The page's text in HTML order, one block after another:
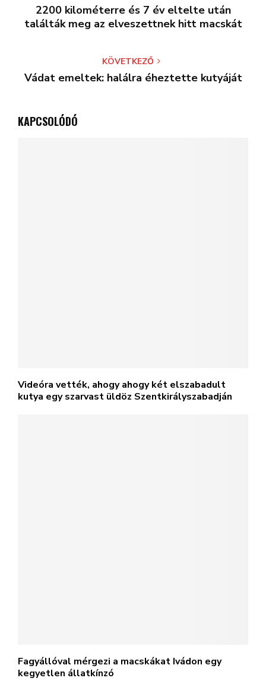
2200 kilométerre és 7 év eltelte után
találták meg az elveszettnek hitt macskát
KÖVETKEZŐ
Vádat emeltek: halálra éheztette kutyáját
KAPCSOLÓDÓ
Videóra vették, ahogy ahogy két elszabadult
kutya egy szarvast üldöz Szentkirályszabadján
Fagyállóval mérgezi a macskákat Ivádon egy
kegyetlen állatkínzó